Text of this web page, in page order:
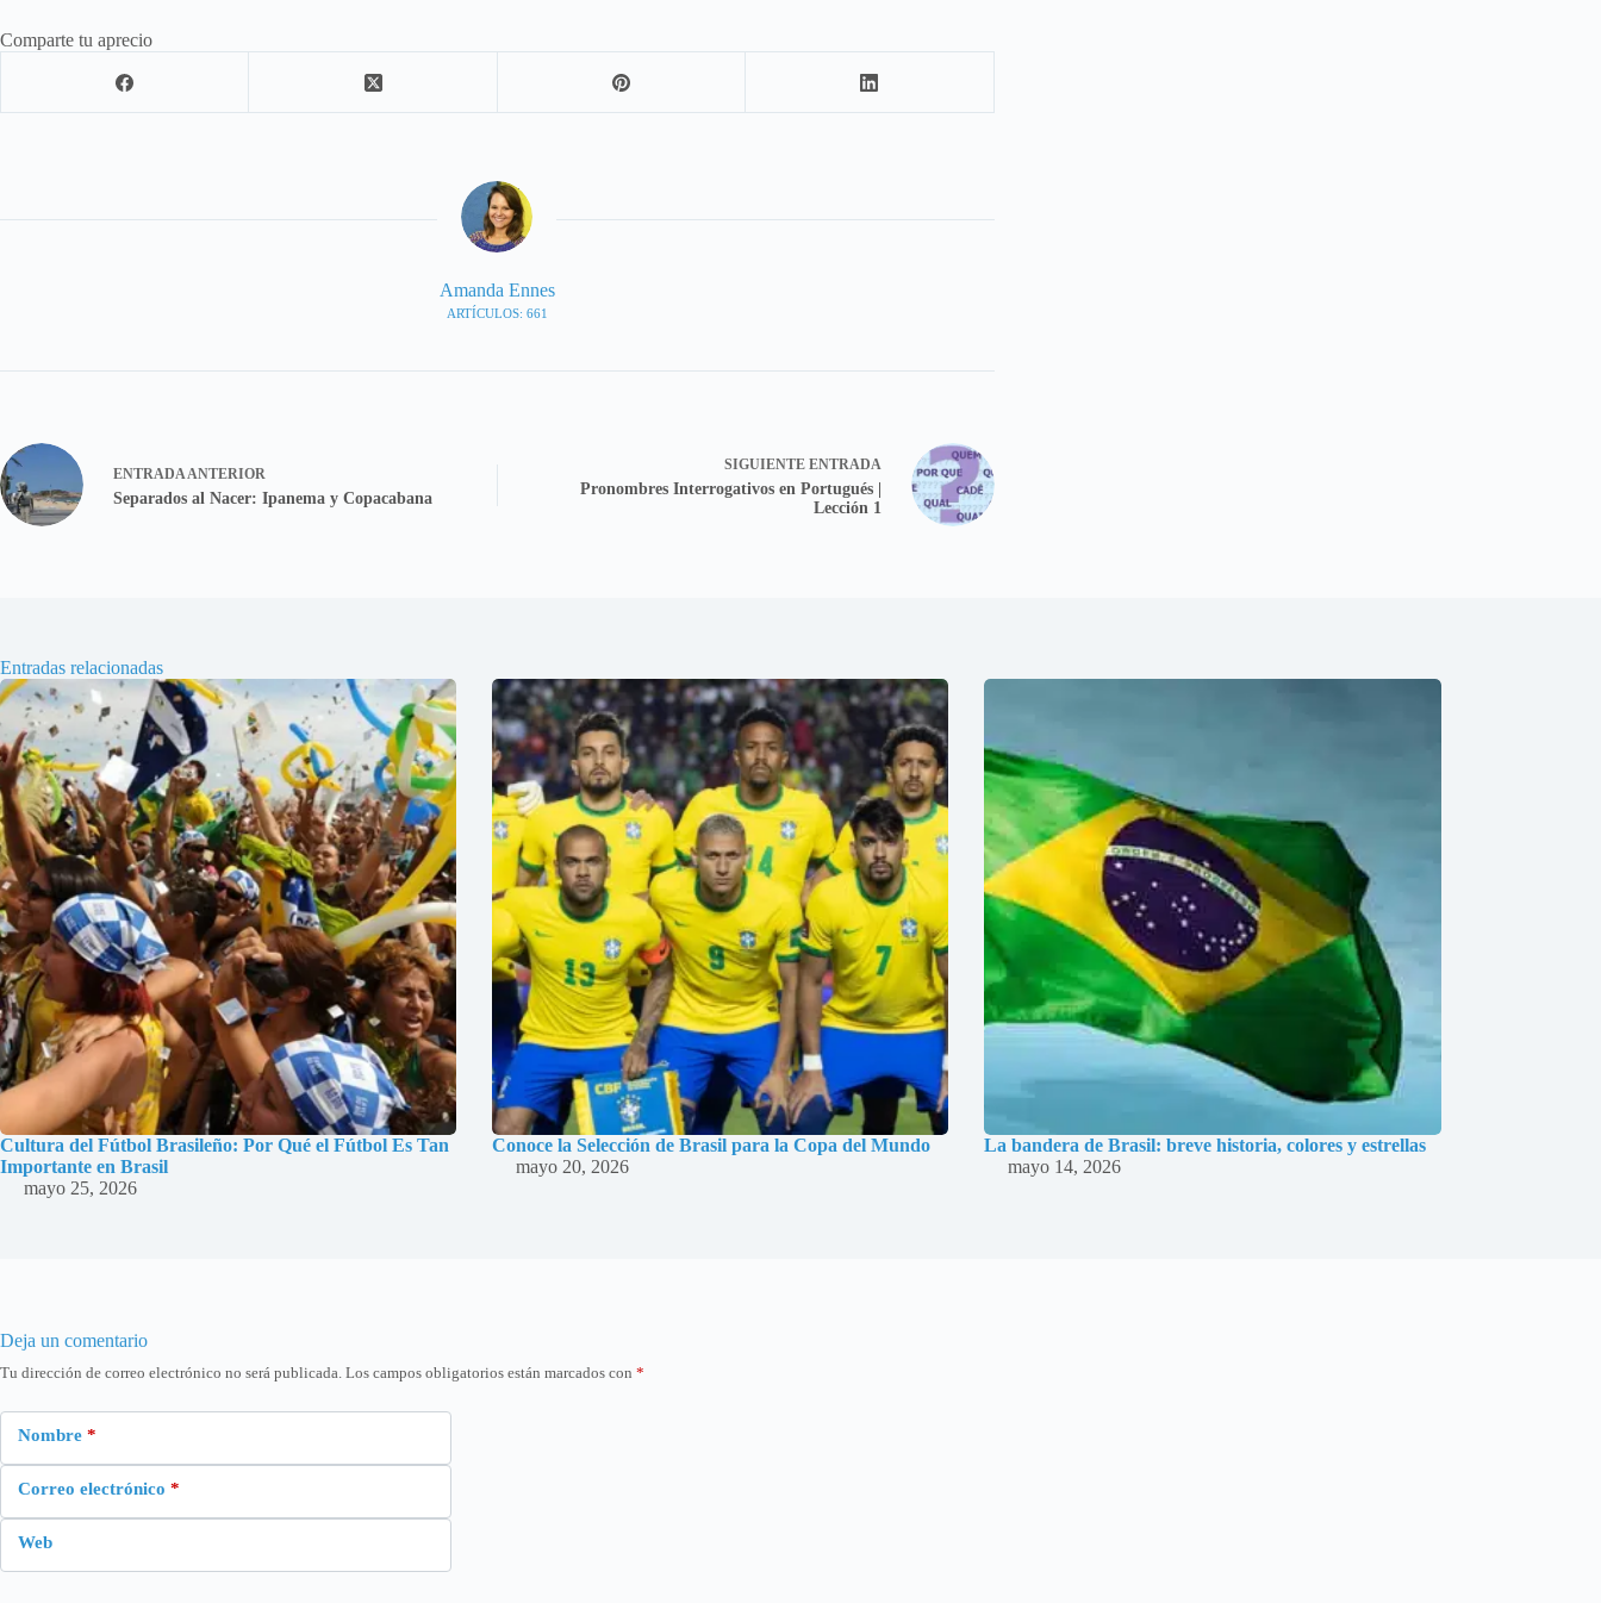
Comparte tu aprecio
Amanda Ennes
ARTÍCULOS: 661
ENTRADA ANTERIOR
Separados al Nacer: Ipanema y Copacabana
SIGUIENTE ENTRADA
Pronombres Interrogativos en Portugués |
Lección 1
Entradas relacionadas
Cultura del Fútbol Brasileño: Por Qué el Fútbol Es Tan
Importante en Brasil
mayo 25, 2026
Conoce la Selección de Brasil para la Copa del Mundo
mayo 20, 2026
La bandera de Brasil: breve historia, colores y estrellas
mayo 14, 2026
Deja un comentario
Tu dirección de correo electrónico no será publicada. Los campos obligatorios están marcados con *
Nombre *
Correo electrónico *
Web